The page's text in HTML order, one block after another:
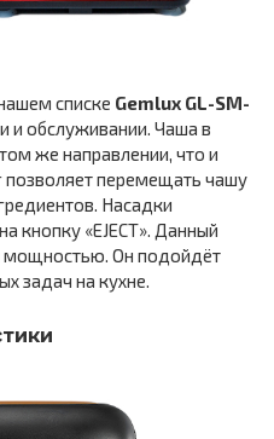
списке Gemlux GL-SM-
и обслуживании. Чаша в
же направлении, что и
перемещать чашу
Насадки
кнопку «EJECT». Данный
мощностью. Он подойдёт
задач на кухне.